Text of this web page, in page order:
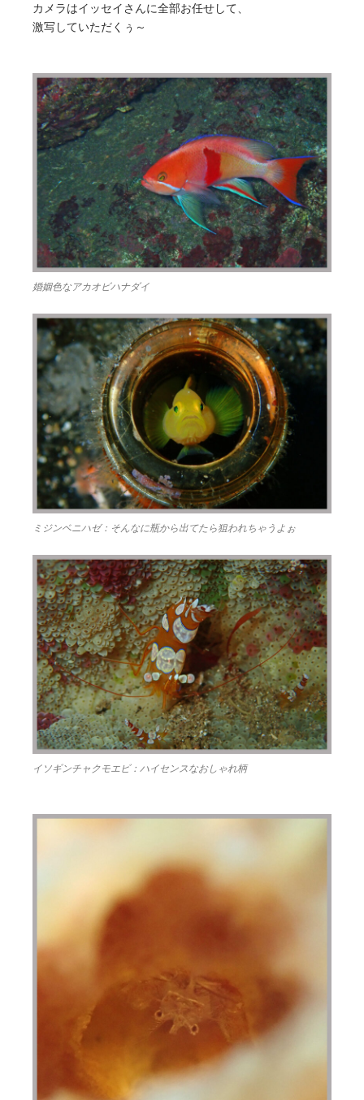
カメラはイッセイさんに全部お任せして、
激写していただくぅ～
婚姻色なアカオビハナダイ
ミジンベニハゼ：そんなに瓶から出てたら狙われちゃうよぉ
イソギンチャクモエビ：ハイセンスなおしゃれ柄